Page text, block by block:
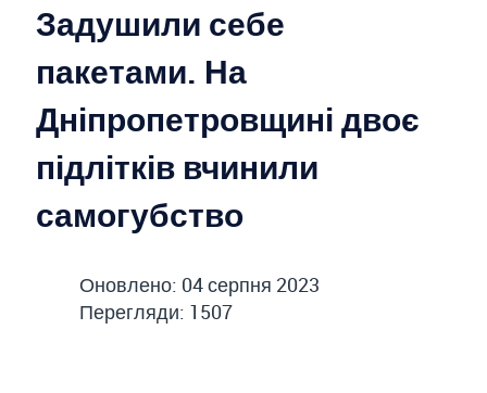
Задушили себе
пакетами. На
Дніпропетровщині двоє
підлітків вчинили
самогубство
Оновлено: 04 серпня 2023
Перегляди: 1507